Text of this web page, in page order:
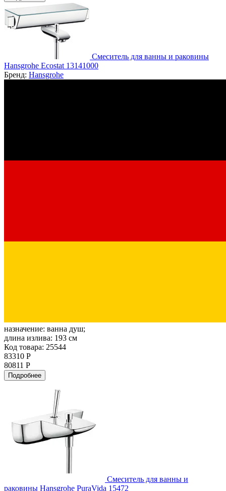
Смеситель для ванны и раковины
Hansgrohe Ecostat 13141000
Бренд: Hansgrohe
назначение: ванна душ;
длина излива: 193 см
Код товара: 25544
83310 Р
80811 Р
Подробнее
Смеситель для ванны и
раковины Hansgrohe PuraVida 15472